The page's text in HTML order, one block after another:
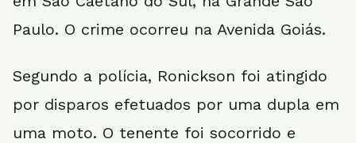
Paulo. O crime ocorreu na Avenida Goiás.
Segundo a polícia, Ronickson foi atingido
por disparos efetuados por uma dupla em
uma moto. O tenente foi socorrido e